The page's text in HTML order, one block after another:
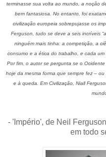
terminasse sua volta ao mundo, a noção
bem fantasiosa. No entanto, foi
civilização europeia sobrepujasse os
Ferguson, tudo se deve a seis incríveis
ninguém mais tinha: a competição, a
consumo e a ética do trabalho, e cada um
Por fim, o autor se pergunta se o
hoje da mesma forma que sempre fez –
e à queda. Em Civilização, Niall
- 'Império', de Neil
em todo